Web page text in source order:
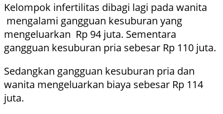
Kelompok infertilitas dibagi lagi pada wanita
mengalami gangguan kesuburan yang
mengeluarkan Rp 94 juta. Sementara
gangguan kesuburan pria sebesar Rp 110 juta.
Sedangkan gangguan kesuburan pria dan
wanita mengeluarkan biaya sebesar Rp 114
juta.